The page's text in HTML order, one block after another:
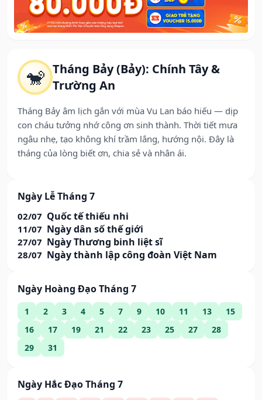
🐒 Tháng Bảy (Bảy): Chính Tây &
Trường An
Tháng Bảy âm lịch gắn với mùa Vu Lan báo hiếu — dịp
con cháu tưởng nhớ công ơn sinh thành. Thời tiết mưa
ngâu nhẹ, tạo không khí trầm lắng, hướng nội. Đây là
tháng của lòng biết ơn, chia sẻ và nhân ái.
Ngày Lễ Tháng 7
02/07 Quốc tế thiếu nhi
11/07 Ngày dân số thế giới
27/07 Ngày Thương binh liệt sĩ
28/07 Ngày thành lập công đoàn Việt Nam
Ngày Hoàng Đạo Tháng 7
1 2 3 4 5 7 9 10 11 13
15
16
17 19 21 22 23 25 27
28
29
31
Ngày Hắc Đạo Tháng 7